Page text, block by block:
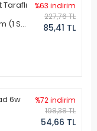
(1 Set
%63 indirim
227,76 TL
85,41 TL
6w
%72 indirim
198,38 TL
54,66 TL